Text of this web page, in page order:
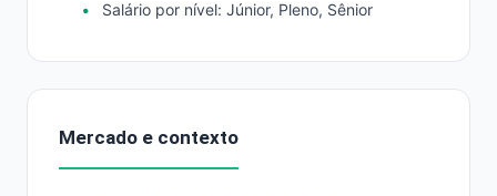
Salário por nível: Júnior, Pleno, Sênior
Mercado e contexto